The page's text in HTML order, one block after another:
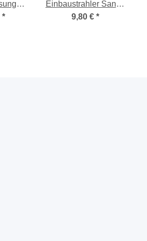
230V,
*
Einbaustrahler Sandy
/ 12V und 230V /
9,80 € *